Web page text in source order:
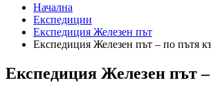
Начална
Експедиции
Експедиция Железен път
Експедиция Железен път – по пътя
Експедиция Железен път